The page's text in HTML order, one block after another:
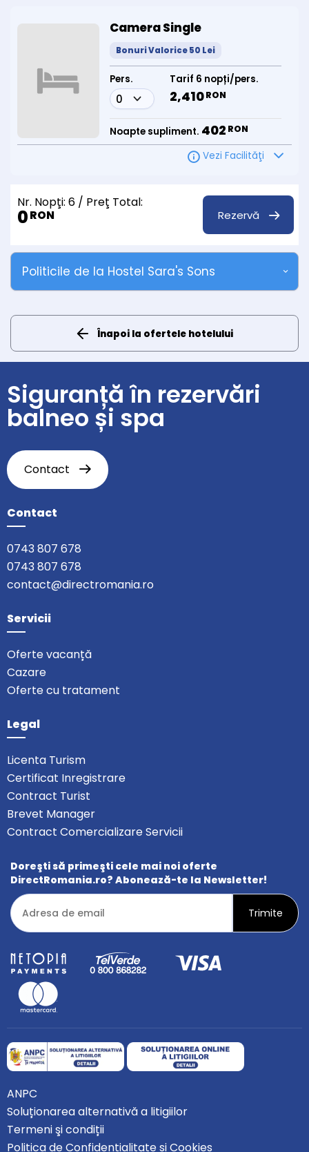
Camera Single
Bonuri Valorice 50 Lei
Pers. Tarif 6 nopți/pers.
2,410RON
Noapte supliment. 402 RON
Vezi Facilităţi
Nr. Nopţi: 6 / Preţ Total:
0RON Rezervă
Politicile de la Hostel Sara's Sons
Înapoi la ofertele hotelului
Siguranță în rezervări
balneo și spa
Contact
Contact
0743 807 678
0743 807 678
contact@directromania.ro
Servicii
Oferte vacanță
Cazare
Oferte cu tratament
Legal
Licenta Turism
Certificat Inregistrare
Contract Turist
Brevet Manager
Contract Comercializare Servicii
Doreşti să primeşti cele mai noi oferte
DirectRomania.ro? Abonează-te la Newsletter!
ANPC
Soluționarea alternativă a litigiilor
Termeni şi condiții
Politica de Confidențialitate și Cookies